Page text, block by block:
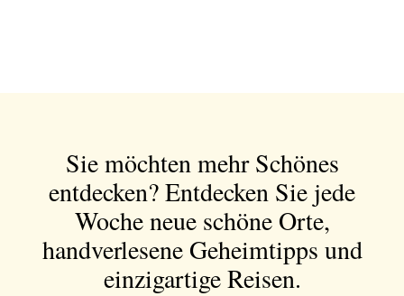
Sie möchten mehr Schönes
entdecken?Entdecken Sie jede
Woche neue schöne Orte,
handverlesene Geheimtipps und
einzigartige Reisen.